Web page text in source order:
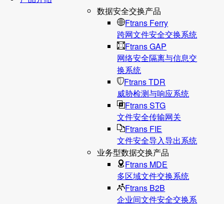
数据安全交换产品
Ftrans Ferry
跨网文件安全交换系统
Ftrans GAP
网络安全隔离与信息交
换系统
Ftrans TDR
威胁检测与响应系统
Ftrans STG
文件安全传输网关
Ftrans FIE
文件安全导入导出系统
业务型数据交换产品
Ftrans MDE
多区域文件交换系统
Ftrans B2B
企业间文件安全交换系